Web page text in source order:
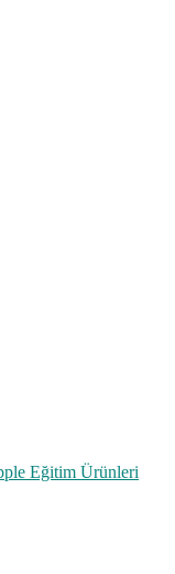
Eğitim Ürünleri